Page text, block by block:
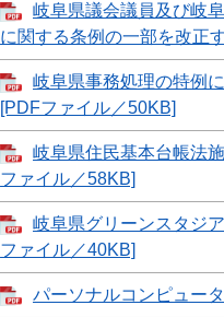
岐阜県議会議員及び岐
に関する条例の一部を改正
岐阜県事務処理の特例
[PDFファイル／50KB]
岐阜県住民基本台帳法
ファイル／58KB]
岐阜県グリーンスタジ
ファイル／40KB]
パーソナルコンピュー